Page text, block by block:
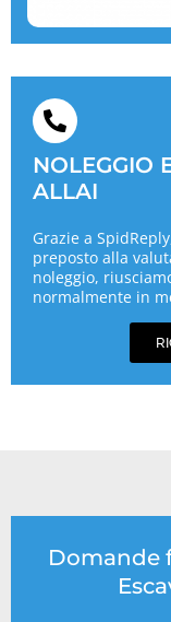
NOLEGGIO
ALLAI
Grazie a
preposto alla
noleggio,
normalmente in
Domande